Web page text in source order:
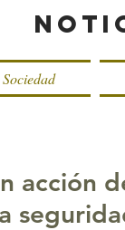
Sociedad
acción